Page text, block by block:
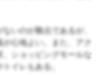
いのが難点であるが、
心地よい。また、アク
ショッピングモールな
イレもある。